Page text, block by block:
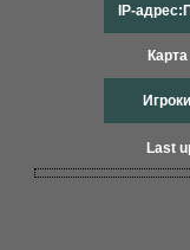
IP-
Карта
Игроки
Last